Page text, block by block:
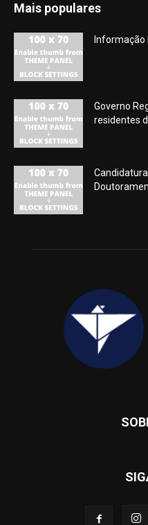
Mais populares
Governo
residentes